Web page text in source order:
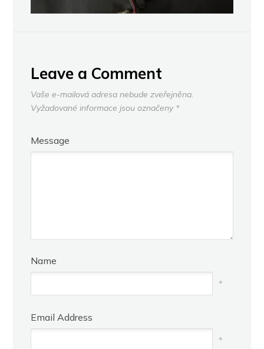
Leave a Comment
Vaše e-mailová adresa nebude zveřejněna.
Vyžadované informace jsou označeny *
Message
Name
*
Email Address
*